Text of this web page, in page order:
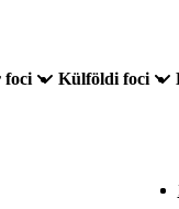
foci Külföldi foci